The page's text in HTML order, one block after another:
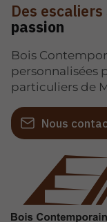
Des
passion
Bois
personnalisées
particuliers de
Nous